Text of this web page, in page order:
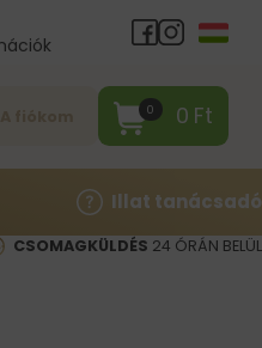
0 0 Ft
Illat tanácsadó
CSOMAGKÜLDÉS 24 ÓRÁN BELÜL